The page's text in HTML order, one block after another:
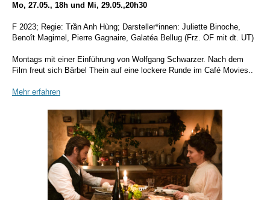
Mo, 27.05., 18h und Mi, 29.05.,20h30
F 2023; Regie: Trần Anh Hùng; Darsteller*innen: Juliette Binoche,
Benoît Magimel, Pierre Gagnaire, Galatéa Bellug (Frz. OF mit dt. UT)
Montags mit einer Einführung von Wolfgang Schwarzer. Nach dem
Film freut sich Bärbel Thein auf eine lockere Runde im Café Movies..
Mehr erfahren